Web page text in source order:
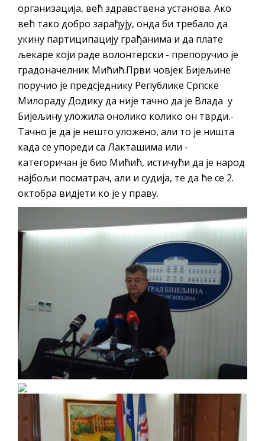
организација, већ здравствена установа. Ако
већ тако добро зарађују, онда би требало да
укину партиципацију грађанима и да плате
љекаре који раде волонтерски - препоручио је
градоначелник Мићић.Први човјек Бијељине
поручио је предсједнику Републике Српске
Милораду Додику да није тачно да је Влада у
Бијељину уложила онолико колико он тврди.-
Тачно је да је нешто уложено, али то је ништа
када се упореди са Лакташима или -
категоричан је био Мићић, истичући да је народ
најбољи посматрач, али и судија, те да ће се 2.
октобра видјети ко је у праву.